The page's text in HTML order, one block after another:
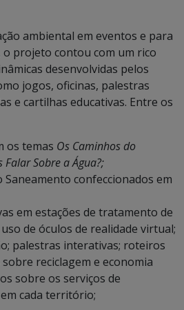
ambiental em eventos e para
projeto contou com um rico
desenvolvidas pelos
jogos, oficinas, palestras
e cartilhas educativas. Entre os
os temas Os Caminhos do
Falar Sobre a Água?;
Saneamento confeccionados em
em estações de tratamento de
de óculos de realidade virtual;
palestras interativas; roteiros
reciclagem e economia
sobre os serviços de
cada território;